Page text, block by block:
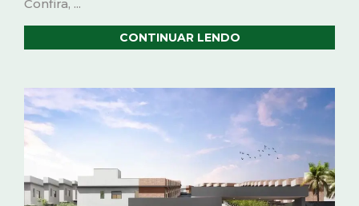
Confira, ...
CONTINUAR LENDO